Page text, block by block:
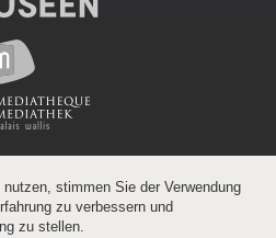
stimmen Sie der Verwendung
zu verbessern und
zu stellen.